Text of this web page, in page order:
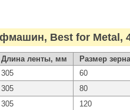
Best for Metal,
Длина ленты, мм Размер зерна
305 60
305 80
305 120